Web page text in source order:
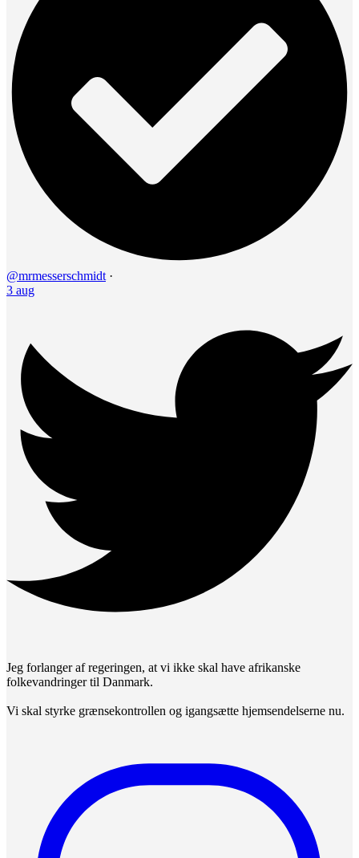
@mrmesserschmidt ·
3 aug
Jeg forlanger af regeringen, at vi ikke skal have afrikanske
folkevandringer til Danmark.
Vi skal styrke grænsekontrollen og igangsætte hjemsendelserne nu.